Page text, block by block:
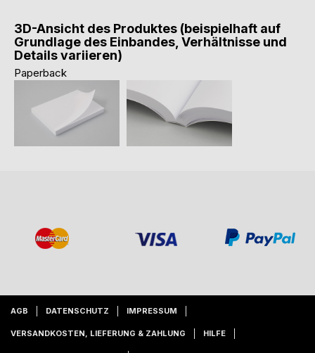
3D-Ansicht des Produktes (beispielhaft auf
Grundlage des Einbandes, Verhältnisse und
Details variieren)
Paperback
AGB DATENSCHUTZ IMPRESSUM
VERSANDKOSTEN, LIEFERUNG & ZAHLUNG HILFE